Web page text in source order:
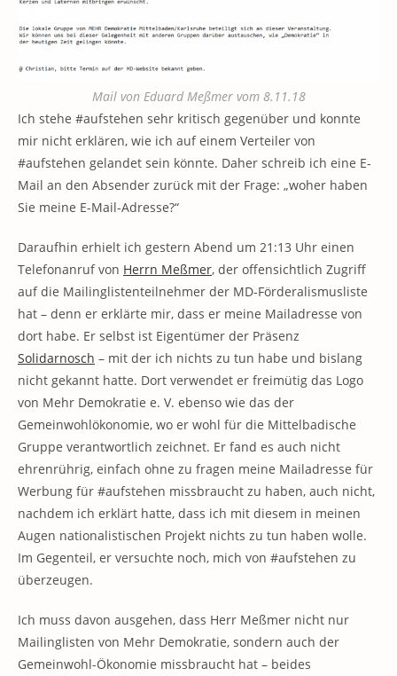
Mail von Eduard Meßmer vom 8.11.18
Ich stehe #aufstehen sehr kritisch gegenüber und konnte
mir nicht erklären, wie ich auf einem Verteiler von
#aufstehen gelandet sein könnte. Daher schreib ich eine E-
Mail an den Absender zurück mit der Frage: „woher haben
Sie meine E-Mail-Adresse?“
Daraufhin erhielt ich gestern Abend um 21:13 Uhr einen
Telefonanruf von Herrn Meßmer, der offensichtlich Zugriff
auf die Mailinglistenteilnehmer der MD-Förderalismusliste
hat – denn er erklärte mir, dass er meine Mailadresse von
dort habe. Er selbst ist Eigentümer der Präsenz
Solidarnosch – mit der ich nichts zu tun habe und bislang
nicht gekannt hatte. Dort verwendet er freimütig das Logo
von Mehr Demokratie e. V. ebenso wie das der
Gemeinwohlökonomie, wo er wohl für die Mittelbadische
Gruppe verantwortlich zeichnet. Er fand es auch nicht
ehrenrührig, einfach ohne zu fragen meine Mailadresse für
Werbung für #aufstehen missbraucht zu haben, auch nicht,
nachdem ich erklärt hatte, dass ich mit diesem in meinen
Augen nationalistischen Projekt nichts zu tun haben wolle.
Im Gegenteil, er versuchte noch, mich von #aufstehen zu
überzeugen.
Ich muss davon ausgehen, dass Herr Meßmer nicht nur
Mailinglisten von Mehr Demokratie, sondern auch der
Gemeinwohl-Ökonomie missbraucht hat – beides